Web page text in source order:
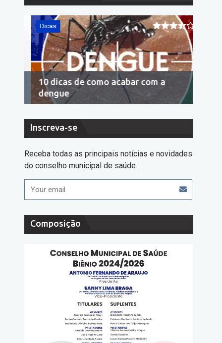
Dicas
10 dicas de como acabar com a
dengue
Inscreva-se
Receba todas as principais notícias e novidades
do conselho municipal de saúde.
Composição